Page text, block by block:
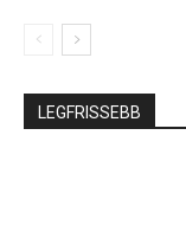
LEGFRISSEBB